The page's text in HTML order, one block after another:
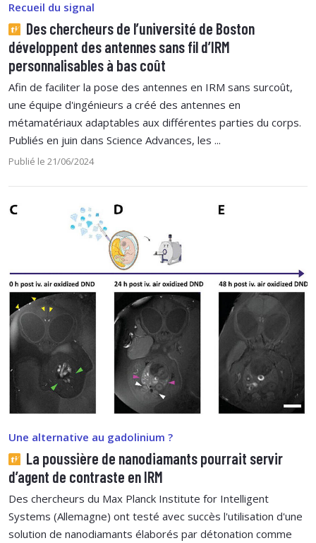
Recueil du signal
Des chercheurs de l’université de Boston
développent des antennes sans fil d’IRM
personnalisables à bas coût
Afin de faciliter la pose des antennes en IRM sans surcoût,
une équipe d'ingénieurs a créé des antennes en
métamatériaux adaptables aux différentes parties du corps.
Publiés en juin dans Science Advances, les ...
Publié le 21/06/2024
Une alternative au gadolinium ?
La poussière de nanodiamants pourrait servir
d’agent de contraste en IRM
Des chercheurs du Max Planck Institute for Intelligent
Systems (Allemagne) ont testé avec succès l'utilisation d'une
solution de nanodiamants élaborés par détonation comme